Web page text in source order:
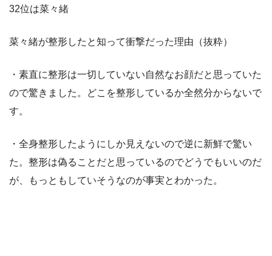
32位は菜々緒
菜々緒が整形したと知って衝撃だった理由（抜粋）
・素直に整形は一切していない自然なお顔だと思っていた
ので驚きました。どこを整形しているか全然分からないで
す。
・全身整形したようにしか見えないので逆に新鮮で驚い
た。整形は偽ることだと思っているのでどうでもいいのだ
が、もっともしていそうなのが事実とわかった。